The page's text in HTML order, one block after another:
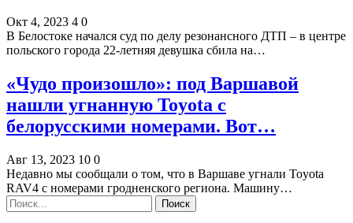
Окт 4, 2023 4 0
В Белостоке начался суд по делу резонансного ДТП – в центре
польского города 22-летняя девушка сбила на…
«Чудо произошло»: под Варшавой
нашли угнанную Toyota с
белорусскими номерами. Вот…
Авг 13, 2023 10 0
Недавно мы сообщали о том, что в Варшаве угнали Toyota
RAV4 с номерами гродненского региона. Машину…